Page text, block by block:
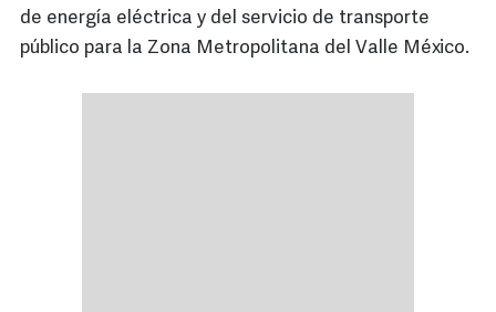
de energía eléctrica y del servicio de transporte
público para la Zona Metropolitana del Valle México.